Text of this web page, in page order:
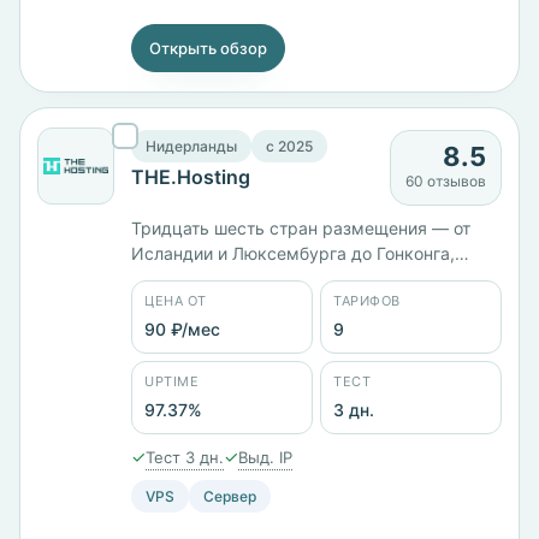
Открыть обзор
Нидерланды c 2025
THE.Hosting
8.5
60 отзывов
Тридцать шесть стран размещения — от
Исландии и Люксембурга до Гонконга,
Китая и Южной Кореи. Компания
зарегистрирована в Нидерландах как
WorkTitans B.V. и работает с 2025 года.
Девять тарифов: VPS и выделенные
серверы, старшая конфигурация
Adamantium даёт 24 ядра, 32 ГБ памяти и
410 ГБ диска. Оплата картой, Apple Pay,
PayPal или биткоином.
ЦЕНА ОТ
90 ₽/мес
ТАРИФОВ
9
UPTIME
97.37%
ТЕСТ
3 дн.
✓Тест 3 дн.✓Выд. IP
VPS Сервер